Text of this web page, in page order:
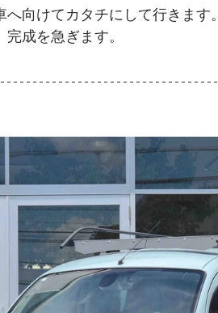
向けてカタチにして行きます。
成を急ぎます。